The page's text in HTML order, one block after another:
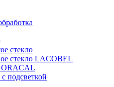
стекло
стекло LACOBEL
ORACAL
с подсветкой